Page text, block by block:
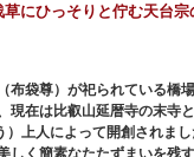
草にひっそりと佇む天台宗
布袋尊）が祀られている橋
現在は比叡山延暦寺の末寺と
）上人によって開創されま